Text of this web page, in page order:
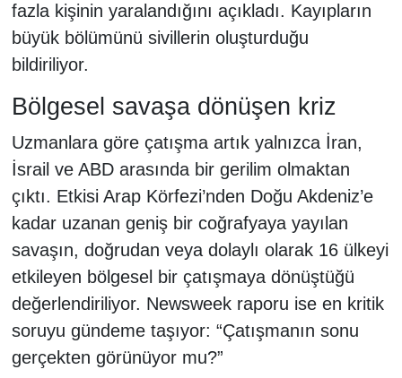
fazla kişinin yaralandığını açıkladı. Kayıpların
büyük bölümünü sivillerin oluşturduğu
bildiriliyor.
Bölgesel savaşa dönüşen kriz
Uzmanlara göre çatışma artık yalnızca İran,
İsrail ve ABD arasında bir gerilim olmaktan
çıktı. Etkisi Arap Körfezi’nden Doğu Akdeniz’e
kadar uzanan geniş bir coğrafyaya yayılan
savaşın, doğrudan veya dolaylı olarak 16 ülkeyi
etkileyen bölgesel bir çatışmaya dönüştüğü
değerlendiriliyor. Newsweek raporu ise en kritik
soruyu gündeme taşıyor: “Çatışmanın sonu
gerçekten görünüyor mu?”